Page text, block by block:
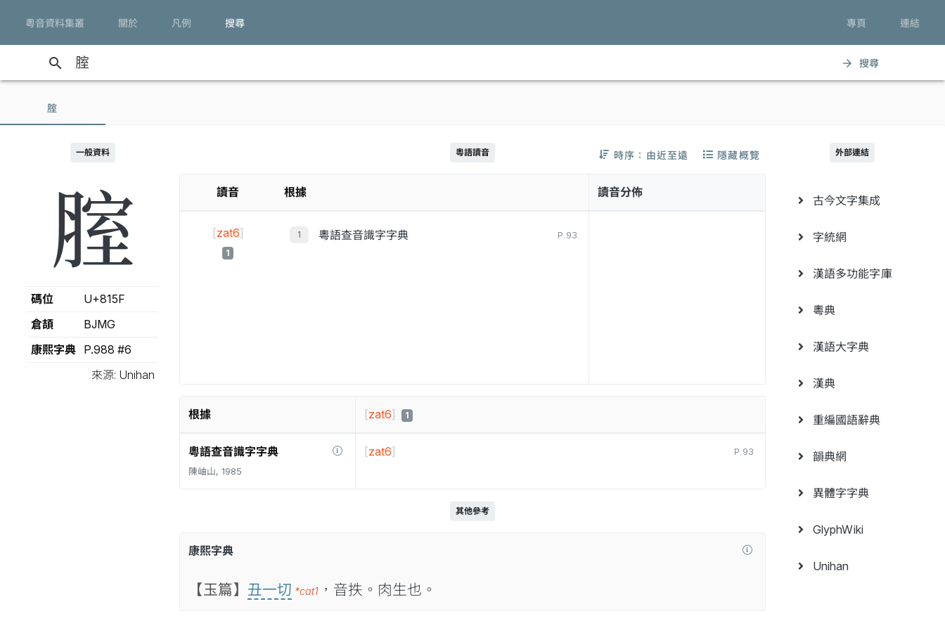
粵音資料集叢 關於 凡例 搜尋 專頁 連結
search arrow_forward 搜尋
腟
一般資料
腟
碼位
U+815F
倉頡
BJMG
康熙字典
P.988 #6
來源: Unihan
粵語讀音 時序：由近至遠 隱藏概覽
讀音 根據
[zat6]
1
粵語查音識字字典 P.93
讀音分佈
根據 [zat6] 1
粵語查音識字字典
陳岫山, 1985
P.93
[zat6]
其他參考
康熙字典
【玉篇】 丑一切 *cat1 ，音抶。肉生也。
外部連結
古今文字集成
字統網
漢語多功能字庫
粵典
漢語大字典
漢典
重編國語辭典
韻典網
異體字字典
GlyphWiki
Unihan